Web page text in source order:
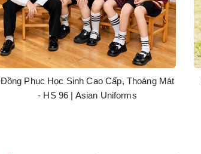
Đồng Phục Học Sinh Cao Cấp, Thoáng Mát
- HS 96 | Asian Uniforms